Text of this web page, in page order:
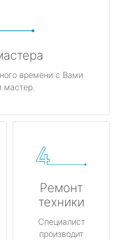
времени с Вами
мастер.
Ремонт
техники
Специалист
производит